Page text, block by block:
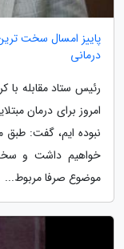
درمانی
رئیس ستاد مقابله با
امروز برای درمان
نبوده ایم، گفت: طبق
خواهیم داشت و
موضوع صرفا مربوط...